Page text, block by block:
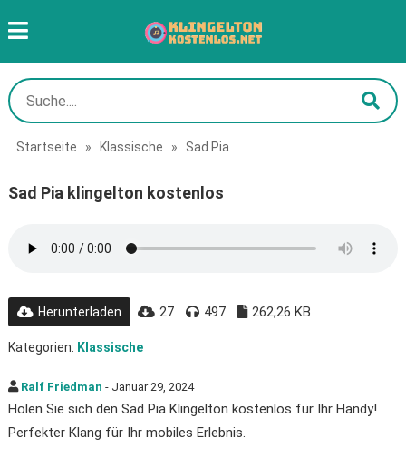
Startseite » Klassische » Sad Pia
Sad Pia klingelton kostenlos
Herunterladen 27 497 262,26 KB
Kategorien: Klassische
Ralf Friedman - Januar 29, 2024
Holen Sie sich den Sad Pia Klingelton kostenlos für Ihr Handy!
Perfekter Klang für Ihr mobiles Erlebnis.